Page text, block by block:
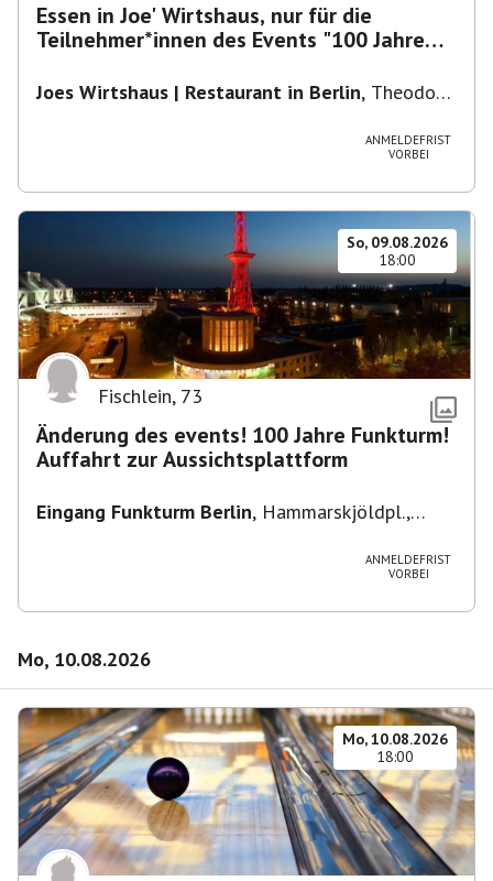
Essen in Joe' Wirtshaus, nur für die
Teilnehmer*innen des Events "100 Jahre
Joes Wirtshaus | Restaurant in Berlin, Theodor-
ANMELDEFRIST
VORBEI
So, 09.08.2026
18:00
Fischlein, 73
Änderung des events! 100 Jahre Funkturm!
Auffahrt zur Aussichtsplattform
Eingang Funkturm Berlin, Hammarskjöldpl.,
ANMELDEFRIST
VORBEI
Mo, 10.08.2026
Mo, 10.08.2026
18:00